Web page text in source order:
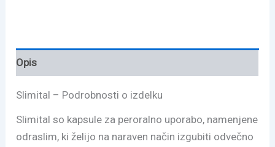
Opis
Slimital – Podrobnosti o izdelku
Slimital so kapsule za peroralno uporabo, namenjene
odraslim, ki želijo na naraven način izgubiti odvečno